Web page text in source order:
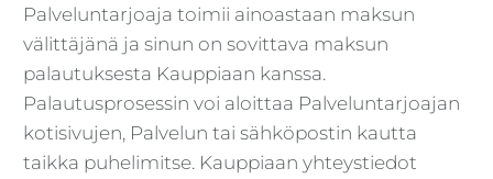
Palveluntarjoaja toimii ainoastaan maksun
välittäjänä ja sinun on sovittava maksun
palautuksesta Kauppiaan kanssa.
Palautusprosessin voi aloittaa Palveluntarjoajan
kotisivujen, Palvelun tai sähköpostin kautta
taikka puhelimitse. Kauppiaan yhteystiedot